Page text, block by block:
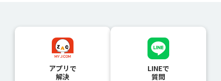
アプリで
解決
LINEで
質問